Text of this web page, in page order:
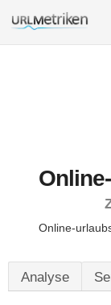
Online-
Analyse